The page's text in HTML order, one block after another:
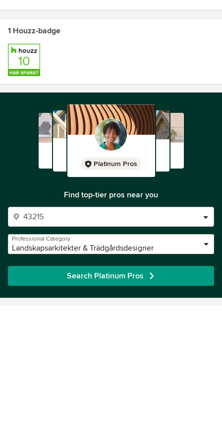
1 Houzz-badge
Platinum Pros
Find top-tier pros near you
Professional Category
Landskapsarkitekter & Trädgårdsdesigner
Search Platinum Pros